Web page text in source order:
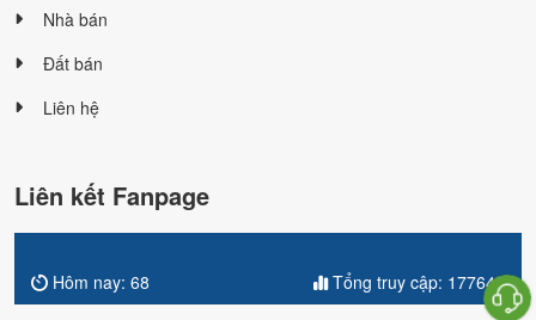
Nhà bán
Đất bán
Liên hệ
Liên kết Fanpage
Hôm nay: 68 Tổng truy cập: 177649